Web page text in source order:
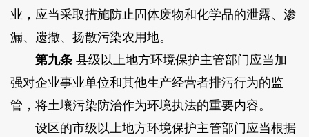
业，应当采取措施防止固体废物和化学品的泄露、渗
漏、遗撒、扬散污染农用地。
第九条县级以上地方环境保护主管部门应当加
强对企业事业单位和其他生产经营者排污行为的监
管，将土壤污染防治作为环境执法的重要内容。
设区的市级以上地方环境保护主管部门应当根据